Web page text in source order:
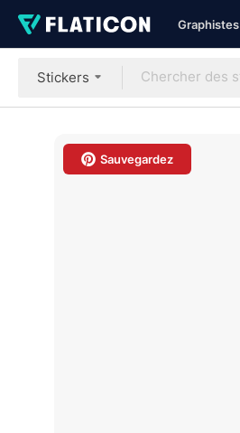
Graphistes
Stickers
Sauvegardez